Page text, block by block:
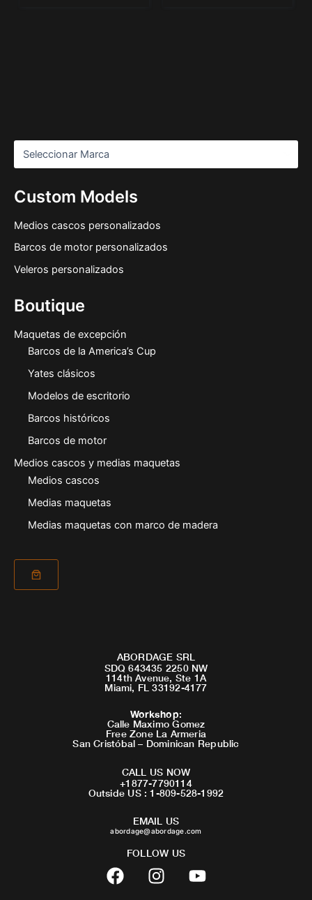
Custom Models
Medios cascos personalizados
Barcos de motor personalizados
Veleros personalizados
Boutique
Maquetas de excepción
Barcos de la America’s Cup
Yates clásicos
Modelos de escritorio
Barcos históricos
Barcos de motor
Medios cascos y medias maquetas
Medios cascos
Medias maquetas
Medias maquetas con marco de madera
ABORDAGE SRL
SDQ 643435 2250 NW
114th Avenue, Ste 1A
Miami, FL 33192-4177
Workshop:
Calle Maximo Gomez
Free Zone La Armeria
San Cristóbal – Dominican Republic
CALL US NOW
+1877-7790114
Outside US : 1-809-528-1992
EMAIL US
abordage@abordage.com
FOLLOW US
F
a
I
n
Y
o